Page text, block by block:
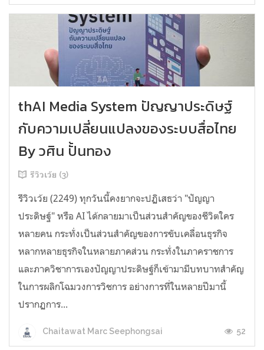
thAI Media System ปัญญาประดิษฐ์
กับความเปลี่ยนแปลงของระบบสื่อไทย
By วศิน ปั้นทอง
รีวิวเว้ย (3)
รีวิวเว้ย (2249) ทุกวันนี้คงยากจะปฏิเสธว่า "ปัญญา
ประดิษฐ์" หรือ AI ได้กลายมาเป็นส่วนสำคัญของชีวิตใคร
หลายคน กระทั่งเป็นส่วนสำคัญของการขับเคลื่อนธุรกิจ
หลากหลายธุรกิจในหลายภาคส่วน กระทั่งในภาคราชการ
และภาควิชาการเองปัญญาประดิษฐ์ก็เข้ามามีบทบาทสำคัญ
ในการผลิกโฉมวงการวิชการ อย่างการที่ในหลายปีมานี้
ปรากฏการ...
Chaitawat Marc Seephongsai 52